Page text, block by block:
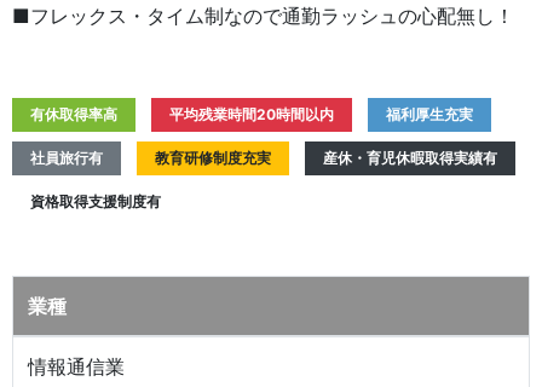
■フレックス・タイム制なので通勤ラッシュの心配無し！
有休取得率高 平均残業時間20時間以内 福利厚生充実
社員旅行有 教育研修制度充実 産休・育児休暇取得実績有
資格取得支援制度有
業種
情報通信業